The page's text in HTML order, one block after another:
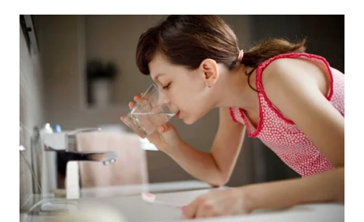
KARAWANG
WN
BOGOR
DEPOK